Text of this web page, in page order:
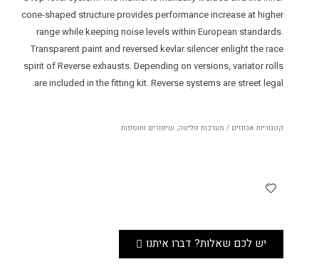
cone-shaped structure provides performance increase at higher
range while keeping noise levels within European standards.
Transparent paint and reversed kevlar silencer enlight the race
spirit of Reverse exhausts. Depending on versions, variator rolls
are included in the fitting kit. Reverse systems are street legal.
קטגוריות אגזוזים / מערכות פליטה, שיפורים ותוספות
יש לכם שאלות? דברו איתנו